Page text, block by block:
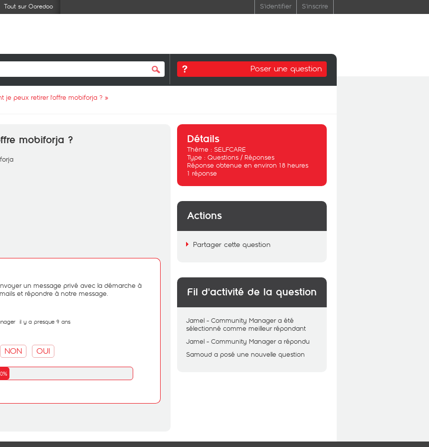
Tout sur Ooredoo S'identifier S'inscrire
Poser une question
je peux retirer l'offre mobiforja ? »
mobiforja ?
un message privé avec la démarche à
et répondre à notre message.
il y a presque 9 ans
NON OUI
Détails
Thème : SELFCARE
Type : Questions / Réponses
Réponse obtenue en environ 18 heures
1 réponse
Actions
Partager cette question
Fil d'activité de la question
Jamel - Community Manager a été
sélectionné comme meilleur répondant
Jamel - Community Manager a répondu
Samoud a posé une nouvelle question